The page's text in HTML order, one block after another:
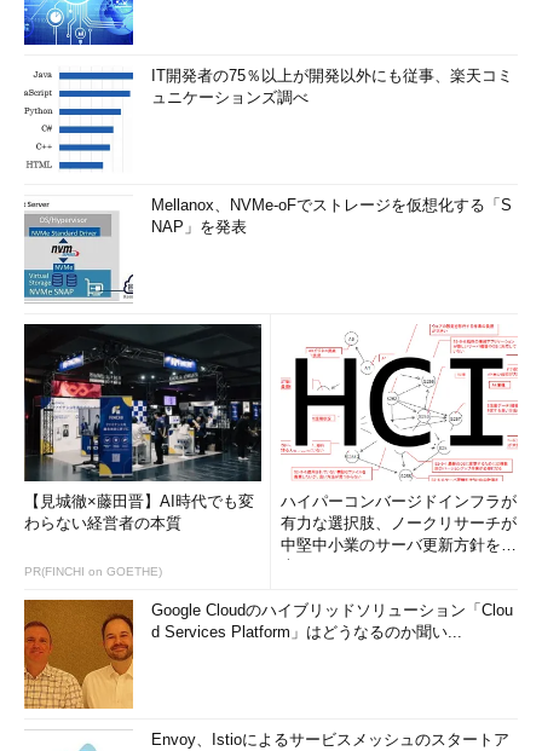
IT開発者の75％以上が開発以外にも従事、楽天コミ
ュニケーションズ調べ
Mellanox、NVMe-oFでストレージを仮想化する「S
NAP」を発表
【見城徹×藤田晋】AI時代でも変
わらない経営者の本質
PR(FINCHI on GOETHE)
ハイパーコンバージドインフラが
有力な選択肢、ノークリサーチが
中堅中小業のサーバ更新方針を調
Google Cloudのハイブリッドソリューション「Clou
d Services Platform」はどうなるのか聞い...
Envoy、Istioによるサービスメッシュのスタートア